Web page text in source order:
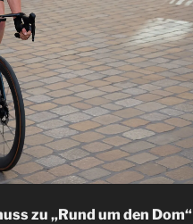
zu „Rund um den Dom“